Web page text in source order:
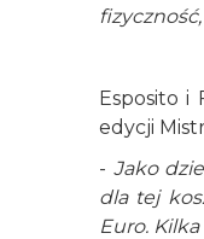
Esposito i
edycji
- Jako
dla tej
Euro.